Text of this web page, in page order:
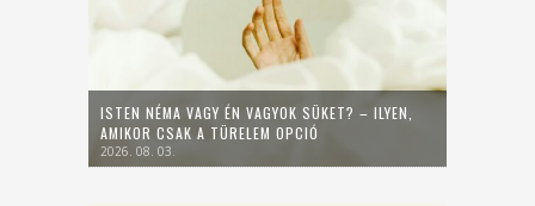
ISTEN NÉMA VAGY ÉN VAGYOK SÜKET? – ILYEN,
AMIKOR CSAK A TÜRELEM OPCIÓ
2026. 08. 03.